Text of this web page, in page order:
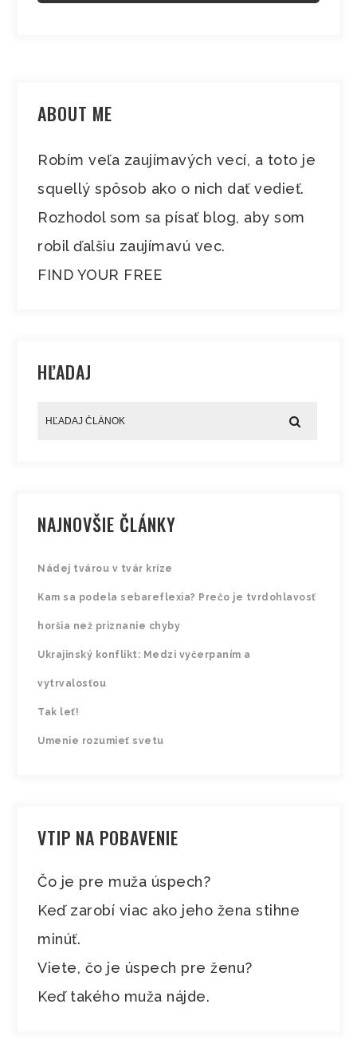
ABOUT ME
Robím veľa zaujímavých vecí, a toto je
squellý spôsob ako o nich dať vedieť.
Rozhodol som sa písať blog, aby som
robil ďalšiu zaujímavú vec.
FIND YOUR FREE
HĽADAJ
NAJNOVŠIE ČLÁNKY
Nádej tvárou v tvár kríze
Kam sa podela sebareflexia? Prečo je tvrdohlavosť
horšia než priznanie chyby
Ukrajinský konflikt: Medzi vyčerpaním a
vytrvalosťou
Tak leť!
Umenie rozumieť svetu
VTIP NA POBAVENIE
Čo je pre muža úspech?
Keď zarobí viac ako jeho žena stihne
minúť.
Viete, čo je úspech pre ženu?
Keď takého muža nájde.